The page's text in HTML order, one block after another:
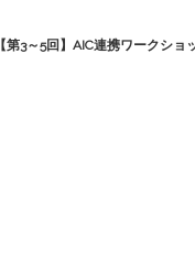
【第3～5回】AIC連携ワークショ